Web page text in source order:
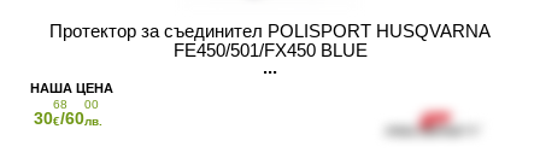
Протектор за съединител POLISPORT HUSQVARNA
FE450/501/FX450 BLUE
30
68
€/60
00
лв.